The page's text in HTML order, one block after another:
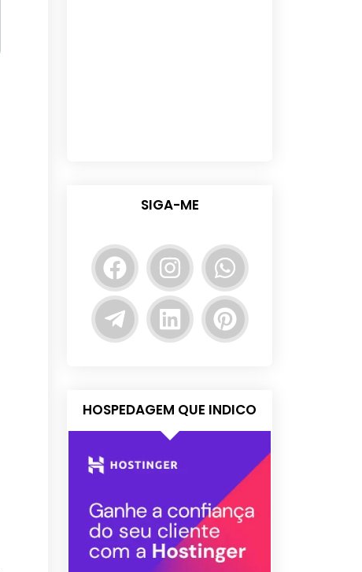
SIGA-ME
HOSPEDAGEM QUE INDICO